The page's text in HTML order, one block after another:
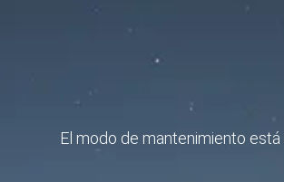
El modo de mantenimiento está